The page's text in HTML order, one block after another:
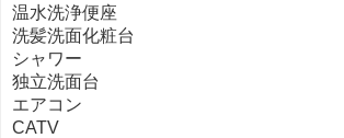
温水洗浄便座
洗髪洗面化粧台
シャワー
独立洗面台
エアコン
CATV